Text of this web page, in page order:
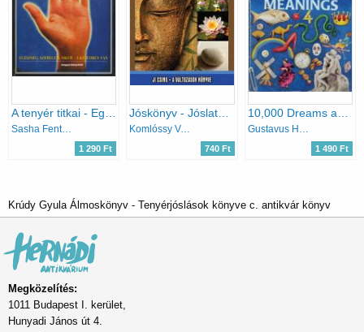
Sasha Fenton, Malcolm Wright
1 290 Ft
Komlóssy Vera
740 Ft
Gustavus Hindman Miller
1 490 Ft
Krúdy Gyula Álmoskönyv - Tenyérjóslások könyve c. antikvár könyv
Megközelítés:
1011 Budapest I. kerület,
Hunyadi János út 4.